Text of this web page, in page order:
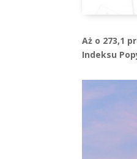
Aż o 273,1
Indeksu